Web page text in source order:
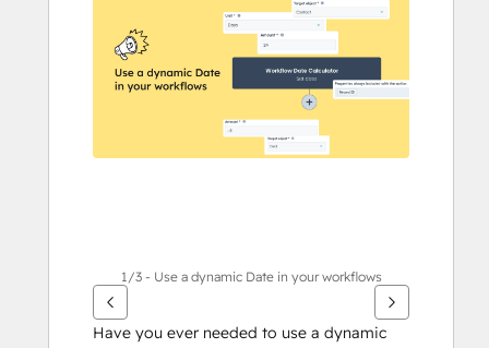
elementy
1/3 - Use a dynamic Date in your workflows
Have you ever needed to use a dynamic